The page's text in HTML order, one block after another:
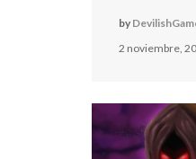
2 noviembre,
by